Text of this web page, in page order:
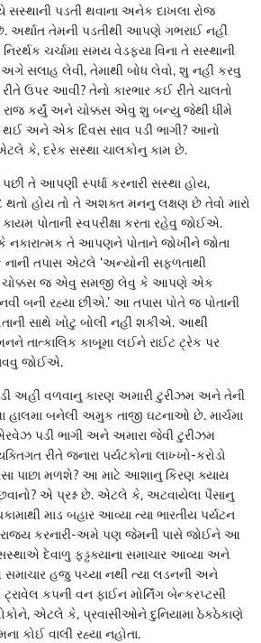
પડતી થવાના અનેક દાખલા રોજ
અર્થાત તેમની પડતીથી આપણે ગભરાઈ નહીં
ચર્ચામા સમય વેડફ્યા વિના તે સસ્થાની
સલાહ લેવી, તેમાથી બોધ લેવો, શુ નહીં કરવુ
ઉપર આવી? તેનો કારભાર કઈ રીતે ચાલતો
રાજ કર્યું અને ચોક્કસ એવુ શુ બન્યુ જેથી ધીમે
થઈ અને એક દિવસ સાવ પડી ભાગી? આનો
કે, દરેક સસ્થા ચાલકોનુ કામ છે.
તે આપણી સ્પર્ધા કરનારી સસ્થા હોય,
હોય તો તે અશક્ત મનનુ લક્ષણ છે તેવો મારો
પોતાની સ્વપરીક્ષા કરતા રહેવુ જોઈએ.
તે આપણને પોતાને જોખીને જોતા
તપાસ એટલે ‘અન્યોની સફળતાથી
ચોક્કસ જ એવુ સમજી લેવુ કે આપણે એક
બની રહ્યા છીએ.’ આ તપાસ પોતે જ પોતાની
સાથે ખોટુ બોલી નહીં શકીએ. આથી
તાત્કાલિક કાબૂમા લઈને રાઈટ ટ્રેક પર
જોઈએ.
અહીં વળવાનુ કારણ અમારી ટુરીઝમ અને તેની
હાલમા બનેલી અમુક તાજી ઘટનાઓ છે. માર્ચમા
પડી ભાગી અને અમારા જેવી ટુરીઝમ
રીતે જનારા પર્યટકોના લાખ્ખો-કરોડો
પાછા મળશે? આ માટે આશાનુ કિરણ ક્યાય
એ પ્રશ્ન છે. એટલે કે, અટવાયેલા પૈસાનુ
માડ બહાર આવ્યા ત્યા ભારતીય પર્યટન
રાજ્ય કરનારી-અમે પણ જેમની પાસે જોઈને આ
દેવાળુ ફડ્ઢક્યાના સમાચાર આવ્યા અને
હજુ પચ્યા નથી ત્યા લડનની અને
કપની વન ફાઈન મોર્નિંગ બેન્કરપ્ટસી
એટલે કે, પ્રવાસીઓને દુનિયામા ઠેકઠેકાણે
કોઈ વાલી રહ્યા નહોતા.